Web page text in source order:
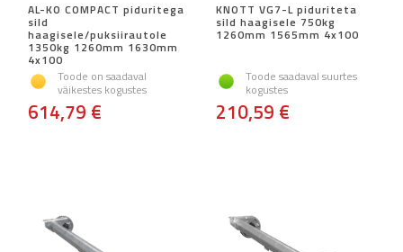
AL-KO COMPACT piduritega
sild
haagisele/puksiirautole
1350kg 1260mm 1630mm
4x100
Toode on saadaval
väikestes kogustes
614,79 €
KNOTT VG7-L piduriteta
sild haagisele 750kg
1260mm 1565mm 4x100
Toode saadaval suurtes
kogustes
210,59 €